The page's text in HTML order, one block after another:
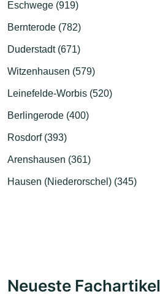
Eschwege (919)
Bernterode (782)
Duderstadt (671)
Witzenhausen (579)
Leinefelde-Worbis (520)
Berlingerode (400)
Rosdorf (393)
Arenshausen (361)
Hausen (Niederorschel) (345)
Neueste Fachartikel